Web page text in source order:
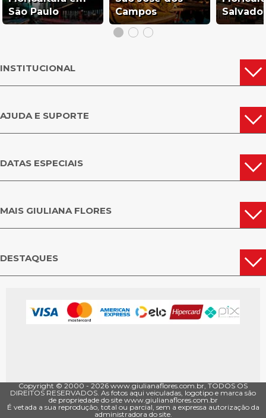
São Paulo
Campos
INSTITUCIONAL
AJUDA E SUPORTE
DATAS ESPECIAIS
MAIS GIULIANA FLORES
DESTAQUES
Copyright © 2000 - ­2026 www.giulianaflores.com.br, TODOS OS
DIREITOS RESERVADOS. As fotos aqui veiculadas, logotipo e marca são
de propriedade do site www.giulianaflores.com.br
É vetada a sua reprodução, total ou parcial, sem a expressa autorização da
administradora do site.